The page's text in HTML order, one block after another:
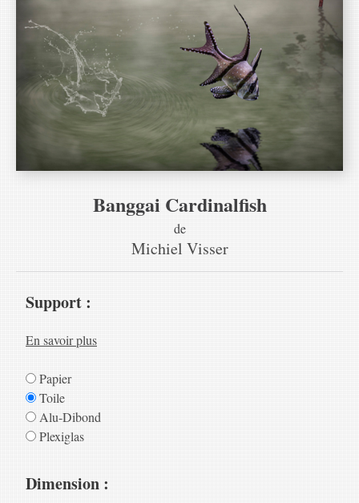
Banggai Cardinalfish
de
Michiel Visser
Support :
En savoir plus
Papier
Toile
Alu-Dibond
Plexiglas
Dimension :